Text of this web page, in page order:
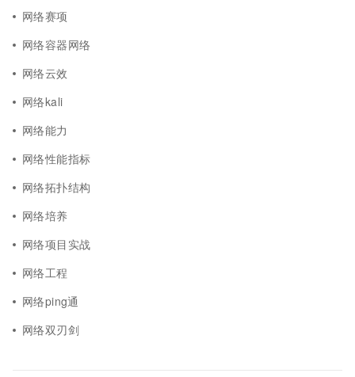
网络赛项
网络容器网络
网络云效
网络kali
网络能力
网络性能指标
网络拓扑结构
网络培养
网络项目实战
网络工程
网络ping通
网络双刃剑